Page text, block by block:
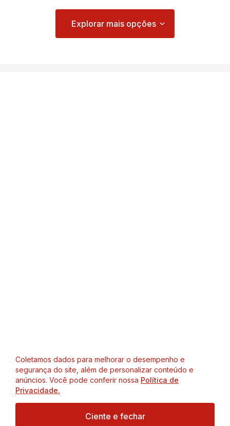
Coletamos dados para melhorar o desempenho e
segurança do site, além de personalizar conteúdo e
anúncios. Você pode conferir nossa Política de
Privacidade.
Ciente e fechar